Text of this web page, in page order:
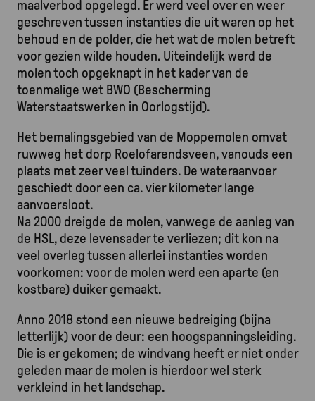
maalverbod opgelegd. Er werd veel over en weer
geschreven tussen instanties die uit waren op het
behoud en de polder, die het wat de molen betreft
voor gezien wilde houden. Uiteindelijk werd de
molen toch opgeknapt in het kader van de
toenmalige wet BWO (Bescherming
Waterstaatswerken in Oorlogstijd).
Het bemalingsgebied van de Moppemolen omvat
ruwweg het dorp Roelofarendsveen, vanouds een
plaats met zeer veel tuinders. De wateraanvoer
geschiedt door een ca. vier kilometer lange
aanvoersloot.
Na 2000 dreigde de molen, vanwege de aanleg van
de HSL, deze levensader te verliezen; dit kon na
veel overleg tussen allerlei instanties worden
voorkomen: voor de molen werd een aparte (en
kostbare) duiker gemaakt.
Anno 2018 stond een nieuwe bedreiging (bijna
letterlijk) voor de deur: een hoogspanningsleiding.
Die is er gekomen; de windvang heeft er niet onder
geleden maar de molen is hierdoor wel sterk
verkleind in het landschap.